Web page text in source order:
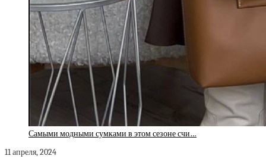
Самыми модными сумками в этом сезоне счи…
11 апреля, 2024